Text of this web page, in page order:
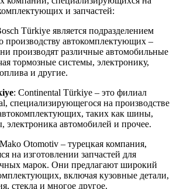
и запчастей:
Türkiye является подразделением
производству автокомплектующих –
производят различные автомобильные
тормозные системы, электронику,
и другие.
: Continental Türkiye – это филиал
специализирующегося на производстве
таких как шины,
электроника автомобилей и прочее.
Otomotiv – турецкая компания,
на изготовлении запчастей для
марок. Они предлагают широкий
включая кузовные детали,
стекла и многое другое.